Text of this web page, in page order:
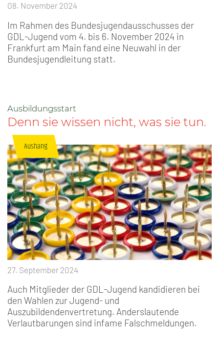
08. November 2024
Im Rahmen des Bundesjugendausschusses der
GDL-Jugend vom 4. bis 6. November 2024 in
Frankfurt am Main fand eine Neuwahl in der
Bundesjugendleitung statt.
Aushang
Ausbildungsstart
Denn sie wissen nicht, was sie tun.
27. September 2024
Auch Mitglieder der GDL-Jugend kandidieren bei
den Wahlen zur Jugend- und
Auszubildendenvertretung. Anderslautende
Verlautbarungen sind infame Falschmeldungen.